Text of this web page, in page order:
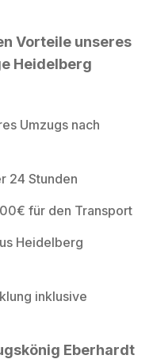
Vorteile unseres
Heidelberg
Umzugs nach
24 Stunden
für den Transport
Heidelberg
inklusive
Eberhardt